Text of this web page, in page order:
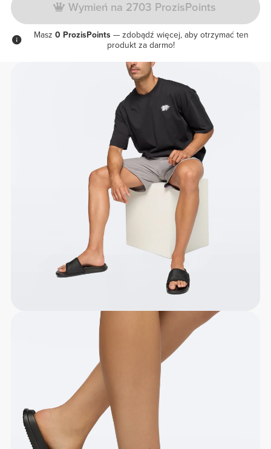
Wymień na 2703 ProzisPoints
Masz 0 ProzisPoints — zdobądź więcej, aby otrzymać ten
produkt za darmo!